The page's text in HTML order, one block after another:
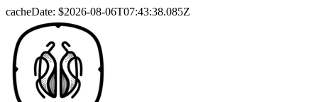
cacheDate: $2026-08-06T07:43:38.085Z